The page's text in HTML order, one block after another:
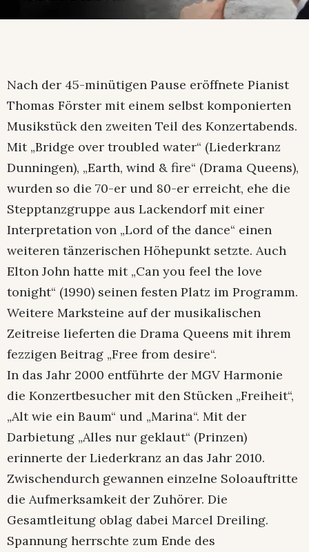
Nach der 45-minütigen Pause eröffnete Pianist
Thomas Förster mit einem selbst komponierten
Musikstück den zweiten Teil des Konzertabends.
Mit „Bridge over troubled water“ (Liederkranz
Dunningen), „Earth, wind & fire“ (Drama Queens),
wurden so die 70-er und 80-er erreicht, ehe die
Stepptanzgruppe aus Lackendorf mit einer
Interpretation von „Lord of the dance“ einen
weiteren tänzerischen Höhepunkt setzte. Auch
Elton John hatte mit „Can you feel the love
tonight“ (1990) seinen festen Platz im Programm.
Weitere Marksteine auf der musikalischen
Zeitreise lieferten die Drama Queens mit ihrem
fezzigen Beitrag „Free from desire“.
In das Jahr 2000 entführte der MGV Harmonie
die Konzertbesucher mit den Stücken „Freiheit“,
„Alt wie ein Baum“ und „Marina“. Mit der
Darbietung „Alles nur geklaut“ (Prinzen)
erinnerte der Liederkranz an das Jahr 2010.
Zwischendurch gewannen einzelne Soloauftritte
die Aufmerksamkeit der Zuhörer. Die
Gesamtleitung oblag dabei Marcel Dreiling.
Spannung herrschte zum Ende des